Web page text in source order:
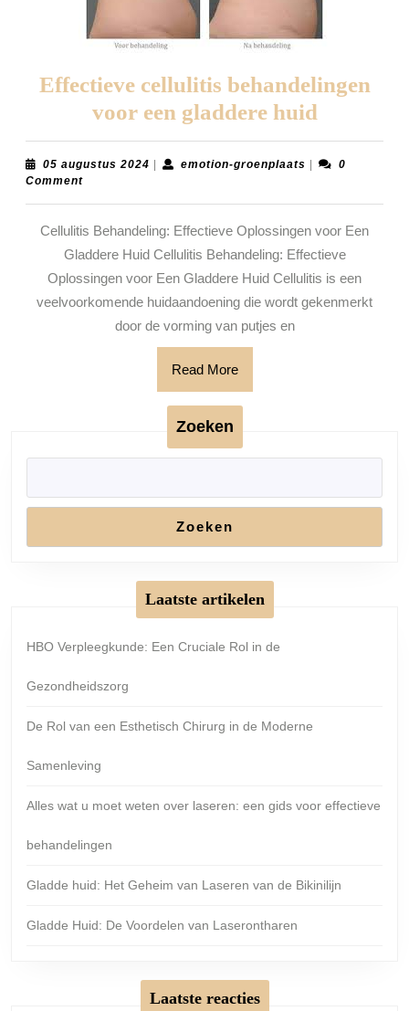
Effectieve cellulitis behandelingen
voor een gladdere huid
cellulitis
een
gladdere
huid
05 augustus 2024 05
| emotion-groenplaatsemotion-
|
0
Comment
Cellulitis Behandeling: Effectieve Oplossingen voor Een
Gladdere Huid Cellulitis Behandeling: Effectieve
Oplossingen voor Een Gladdere Huid Cellulitis is een
veelvoorkomende huidaandoening die wordt gekenmerkt
door de vorming van putjes en
Read MoreRead
More
Zoeken
Zoeken
Laatste artikelen
HBO Verpleegkunde: Een Cruciale Rol in de
Gezondheidszorg
De Rol van een Esthetisch Chirurg in de Moderne
Samenleving
Alles wat u moet weten over laseren: een gids voor effectieve
behandelingen
Gladde huid: Het Geheim van Laseren van de Bikinilijn
Gladde Huid: De Voordelen van Laserontharen
Laatste reacties